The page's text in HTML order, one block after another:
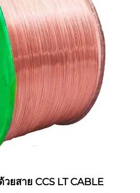
ยสาย CCS LT CABLE